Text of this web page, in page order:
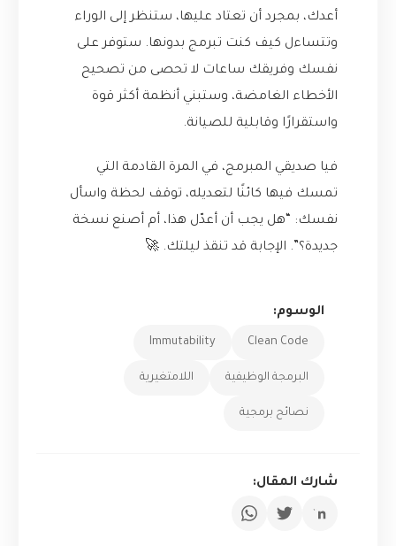
أعدك، بمجرد أن تعتاد عليها، ستنظر إلى الوراء
وتتساءل كيف كنت تبرمج بدونها. ستوفر على
نفسك وفريقك ساعات لا تحصى من تصحيح
الأخطاء الغامضة، وستبني أنظمة أكثر قوة
واستقرارًا وقابلية للصيانة.
فيا صديقي المبرمج، في المرة القادمة التي
تمسك فيها كائنًا لتعديله، توقف لحظة واسأل
نفسك: “هل يجب أن أعدّل هذا، أم أصنع نسخة
جديدة؟”. الإجابة قد تنقذ ليلتك. 🚀
الوسوم:
Clean Code
Immutability
البرمجة الوظيفية اللامتغيرية
نصائح برمجية
شارك المقال: